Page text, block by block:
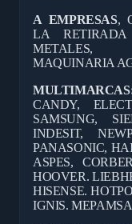
A EMPRESAS,
LA RETIRADA
METALES,
MAQUINARIA
CANDY,
SAMSUNG,
INDESIT,
PANASONIC,
ASPES,
HOOVER.
HISENSE.
IGNIS.